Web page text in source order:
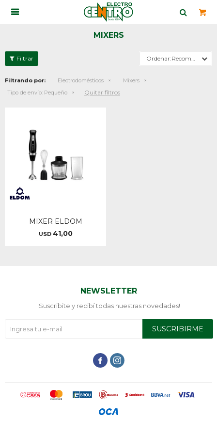

MIXERS
Recomendados
Filtrando por: Electrodomésticos
Mixers
Tipo de envío: Pequeño Quitar filtros
MIXER ELDOM
USD 41,00
NEWSLETTER
¡Suscribite y recibí todas nuestras novedades!
SUSCRIBIRME
 